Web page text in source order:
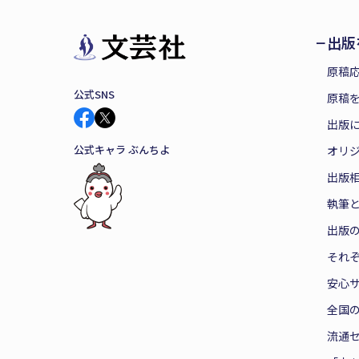
公式SNS
公式キャラ ぶんちよ
出
原稿
原稿
出版
オリ
出版
執筆
出版
それ
安心
全国
流通